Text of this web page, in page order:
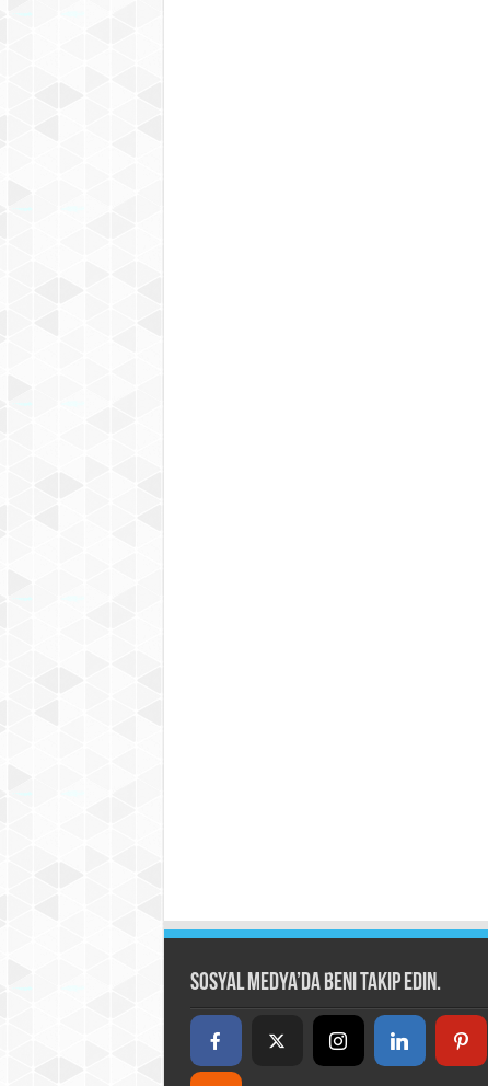
Sosyal Medya’da beni takip edin.